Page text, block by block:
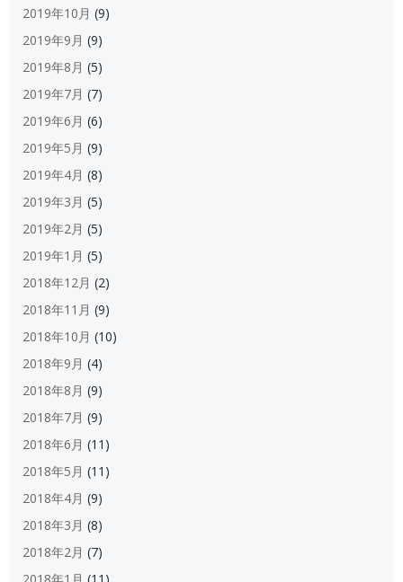
2019年10月 (9)
2019年9月 (9)
2019年8月 (5)
2019年7月 (7)
2019年6月 (6)
2019年5月 (9)
2019年4月 (8)
2019年3月 (5)
2019年2月 (5)
2019年1月 (5)
2018年12月 (2)
2018年11月 (9)
2018年10月 (10)
2018年9月 (4)
2018年8月 (9)
2018年7月 (9)
2018年6月 (11)
2018年5月 (11)
2018年4月 (9)
2018年3月 (8)
2018年2月 (7)